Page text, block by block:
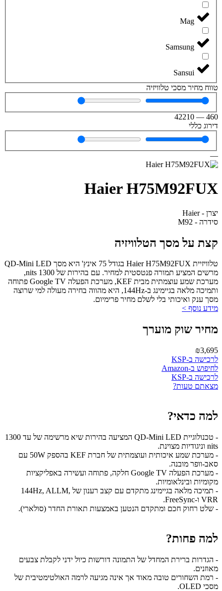
Mag
Samsung
Sansui
טווח מחיר מסכי טלוויזיה
460
—
42210
דירוג כללי
—
Haier H75M92FUX
יצרן - Haier
סידרה - M92
קצת על מסך הטלוויזיה
טלוויזיית Haier H75M92FUX בגודל 75 אינץ' היא מסך QD-Mini LED
מרשים המציע תמורה פנטסטית למחיר. עם בהירות של 1300 nits,
מערכת שמע עוצמתית מבית KEF, מערכת הפעלה Google TV פתוחה
ותמיכה מלאה בגיימינג ב-144Hz, היא מהווה בחירה מעולה למי שרוצה
מסך ענק ואיכותי בלי לשלם מחיר פרימיום.
מידע נוסף >
מחיר שוק מוערך
₪3,695
לרכישה ב-KSP
לחיפוש ב-Amazon
לרכישה ב-KSP
מצאתם טעות?
למה כדאי?
- טכנולוגיית QD-Mini LED המציעה בהירות שיא מרשימה של עד 1300
nits וניגודיות מצוינת.
- מערכת שמע איכותית ועוצמתית של חברת KEF בהספק 50W עם
סאב-וופר מובנה.
- מערכת הפעלה Google TV חלקה, פתוחה ועשירה באפליקציות
מקומיות ובינלאומיות.
- תמיכה מלאה בגיימינג מתקדם עם קצב רענון של 144Hz, ALLM,
VRR ו-FreeSync.
- שלט רחוק חכם ומתקדם הנטען באמצעות תאורת החדר (סולארי).
למה פחות?
- הגדרות ברירת המחדל של התמונה דורשות כיול ידני לקבלת צבעים
מאוזנים.
- רמת השחורים טובה מאוד אך אינה מגיעה לרמה האולטימטיבית של
מסכי OLED.